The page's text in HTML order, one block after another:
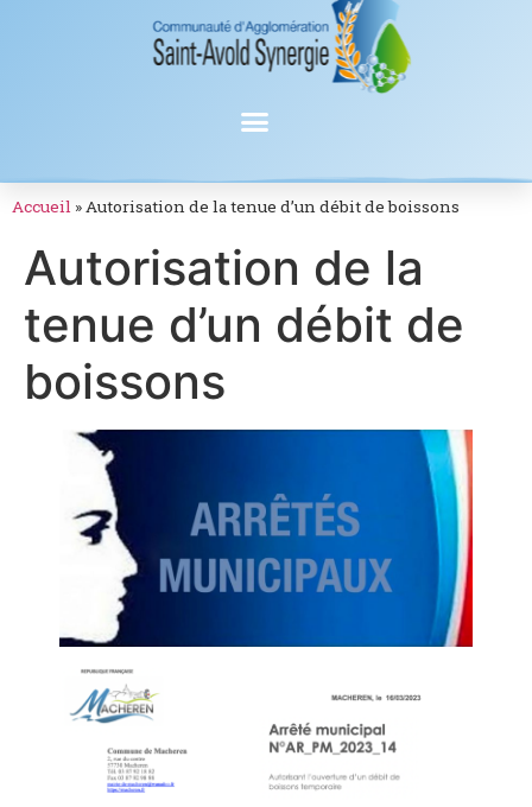
Accueil » Autorisation de la tenue d’un débit de boissons
Autorisation de la
tenue d’un débit de
boissons